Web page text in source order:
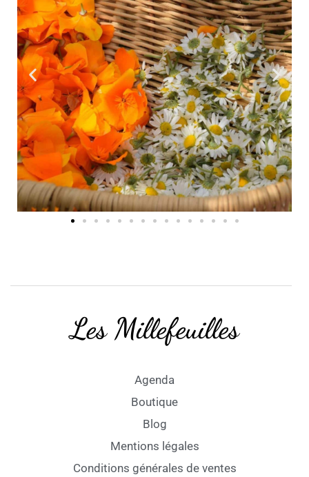
Les Millefeuilles
Agenda
Boutique
Blog
Mentions légales
Conditions générales de ventes